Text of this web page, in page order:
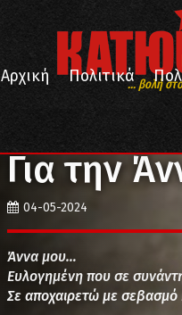
... βολή
Αρχική
Πολιτικά
Πολιτισμός
Για την
04-05-2024
Άννα μου…
Ευλογημένη που σε
Σε αποχαιρετώ με σεβασμό